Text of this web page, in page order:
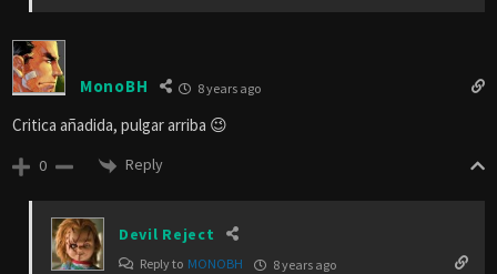
MonoBH 8 years ago
Critica añadida, pulgar arriba 😉
0 Reply
Devil Reject
Reply to MONOBH 8 years ago